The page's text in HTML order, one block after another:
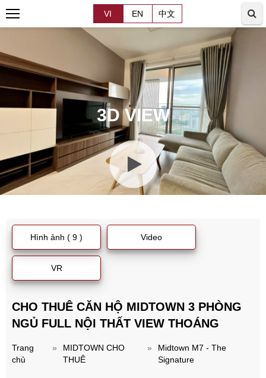
VI EN 中文
3D VIEW
Hình ảnh ( 9 ) Video
VR
CHO THUÊ CĂN HỘ MIDTOWN 3 PHÒNG
NGỦ FULL NỘI THẤT VIEW THOÁNG
Trang
chủ
»
MIDTOWN CHO
THUÊ
»
Midtown M7 - The
Signature